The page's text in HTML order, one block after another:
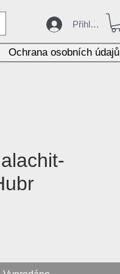
Přihlásit
Ochrana osobních údajů